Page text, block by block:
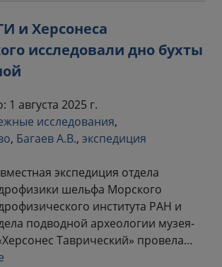
и Херсонеса
исследовали дно бухты
августа 2025 г.
исследования,
, Багаев А.В., экспедиция
экспедиция отдела
шельфа Морского
института РАН и
подводной археологии музея-
Таврический» провела…